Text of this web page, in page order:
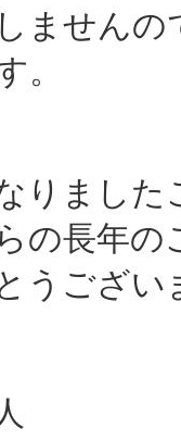
ません
。
りまし
の長年
うござい